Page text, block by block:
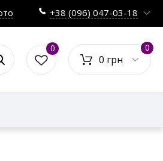
+38 (096) 047-03-18
0
0 грн
0